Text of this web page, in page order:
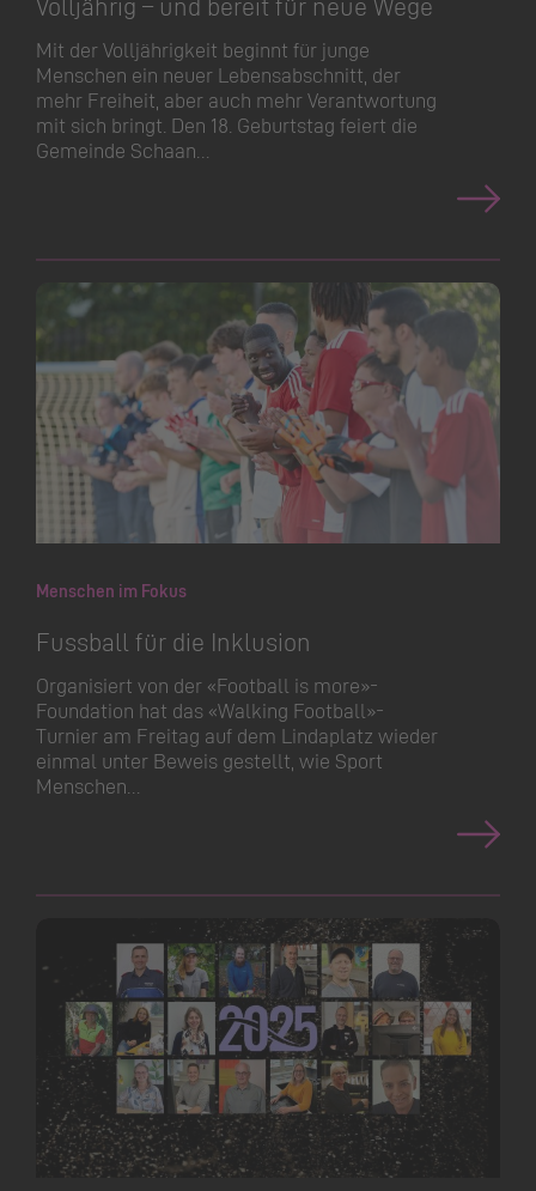
Mit der Volljährigkeit beginnt für junge
Menschen ein neuer Lebensabschnitt, der
mehr Freiheit, aber auch mehr Verantwortung
mit sich bringt. Den 18. Geburtstag feiert die
Gemeinde Schaan…
Menschen im Fokus
Fussball für die Inklusion
Organisiert von der «Football is more»-
Foundation hat das «Walking Football»-
Turnier am Freitag auf dem Lindaplatz wieder
einmal unter Beweis gestellt, wie Sport
Menschen…